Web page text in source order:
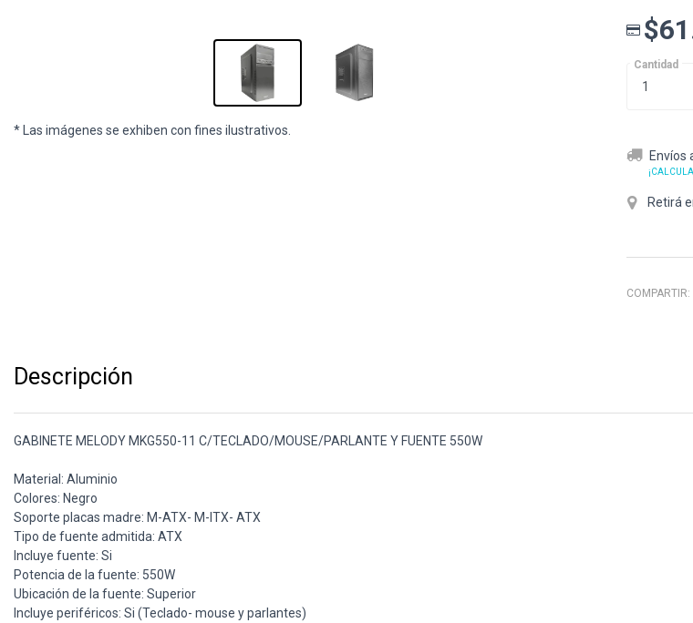
* Las imágenes se exhiben con fines ilustrativos.
Cantidad
Envíos
Retirá
COMPARTIR:
Descripción
GABINETE MELODY MKG550-11 C/TECLADO/MOUSE/PARLANTE Y FUENTE 550W
Material: Aluminio
Colores: Negro
Soporte placas madre: M-ATX- M-ITX- ATX
Tipo de fuente admitida: ATX
Incluye fuente: Si
Potencia de la fuente: 550W
Ubicación de la fuente: Superior
Incluye periféricos: Si (Teclado- mouse y parlantes)